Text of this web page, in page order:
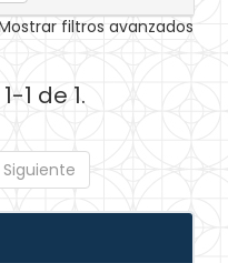
filtros avanzados
1 de 1.
Siguiente